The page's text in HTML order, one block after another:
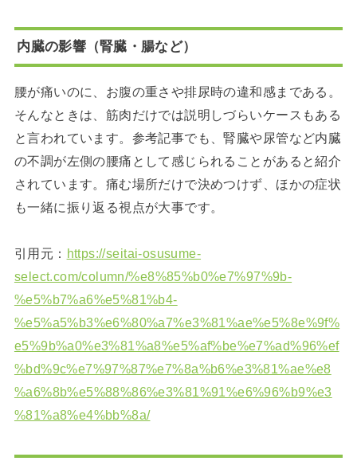
内臓の影響（腎臓・腸など）
腰が痛いのに、お腹の重さや排尿時の違和感まである。
そんなときは、筋肉だけでは説明しづらいケースもある
と言われています。参考記事でも、腎臓や尿管など内臓
の不調が左側の腰痛として感じられることがあると紹介
されています。痛む場所だけで決めつけず、ほかの症状
も一緒に振り返る視点が大事です。
引用元： https://seitai-osusume-
select.com/column/%e8%85%b0%e7%97%9b-
%e5%b7%a6%e5%81%b4-
%e5%a5%b3%e6%80%a7%e3%81%ae%e5%8e%9f%
e5%9b%a0%e3%81%a8%e5%af%be%e7%ad%96%ef
%bd%9c%e7%97%87%e7%8a%b6%e3%81%ae%e8
%a6%8b%e5%88%86%e3%81%91%e6%96%b9%e3
%81%a8%e4%bb%8a/